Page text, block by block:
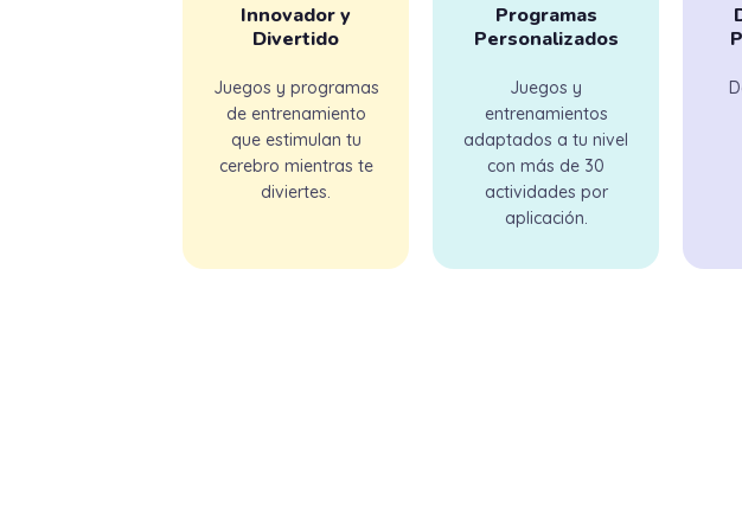
Innovador y
Divertido
Juegos y programas
de entrenamiento
que estimulan tu
cerebro mientras te
diviertes.
Programas
Personalizados
Juegos y
entrenamientos
adaptados a tu nivel
con más de 30
actividades por
aplicación.